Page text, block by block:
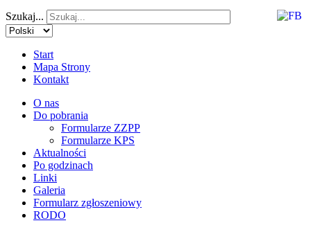
Szukaj...
Start
Mapa Strony
Kontakt
O nas
Do pobrania
Formularze ZZPP
Formularze KPS
Aktualności
Po godzinach
Linki
Galeria
Formularz zgłoszeniowy
RODO